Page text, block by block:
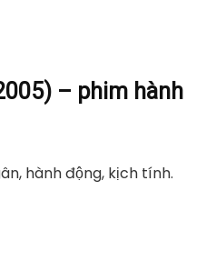
– phim hành
hành động, kịch tính.